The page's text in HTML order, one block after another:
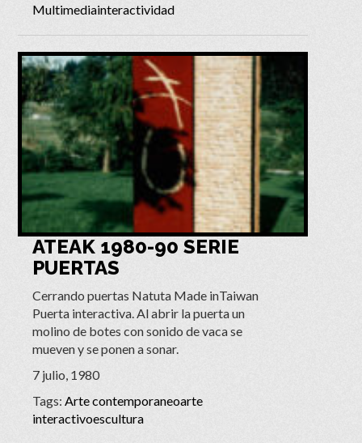
Multimediainteractividad
ATEAK 1980-90 SERIE
PUERTAS
Cerrando puertas Natuta Made inTaiwan
Puerta interactiva. Al abrir la puerta un
molino de botes con sonido de vaca se
mueven y se ponen a sonar.
7 julio, 1980
Tags: Arte contemporaneoarte
interactivoescultura